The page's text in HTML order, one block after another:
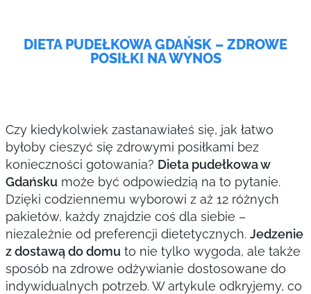
DIETA PUDEŁKOWA GDAŃSK – ZDROWE
POSIŁKI NA WYNOS
Czy kiedykolwiek zastanawiałeś się, jak łatwo
byłoby cieszyć się zdrowymi posiłkami bez
konieczności gotowania? Dieta pudełkowa w
Gdańsku może być odpowiedzią na to pytanie.
Dzięki codziennemu wyborowi z aż 12 różnych
pakietów, każdy znajdzie coś dla siebie –
niezależnie od preferencji dietetycznych. Jedzenie
z dostawą do domu to nie tylko wygoda, ale także
sposób na zdrowe odżywianie dostosowane do
indywidualnych potrzeb. W artykule odkryjemy, co